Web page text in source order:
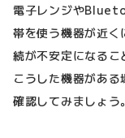
電子レンジや
帯を使う機器が近
続が不安定になる
こうした機器があ
確認してみましょう。